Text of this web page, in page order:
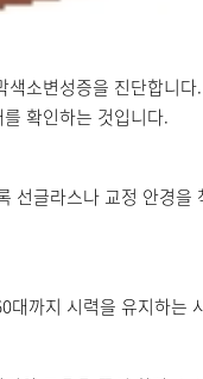
소변성증을 진단합니
확인하는 것입니다.
글라스나 교정 안경
까지 시력을 유지하는